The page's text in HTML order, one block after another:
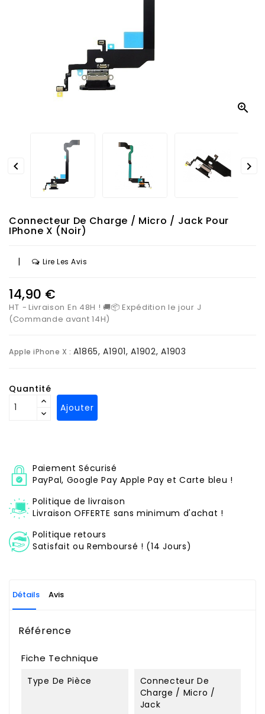

 
Connecteur De Charge / Micro / Jack Pour
IPhone X (Noir)
| Lire Les Avis
14,90 €
HT
Livraison En 48H ! 🚚📦 Expédition le jour J
(Commande avant 14H)
Apple iPhone X : A1865, A1901, A1902, A1903
Quantité
Ajouter
Paiement Sécurisé
PayPal, Google Pay Apple Pay et Carte bleu !
Politique de livraison
Livraison OFFERTE sans minimum d'achat !
Politique retours
Satisfait ou Remboursé ! (14 Jours)
Détails Avis
Référence
Fiche Technique
Type De Pièce
Connecteur De
Charge / Micro /
Jack